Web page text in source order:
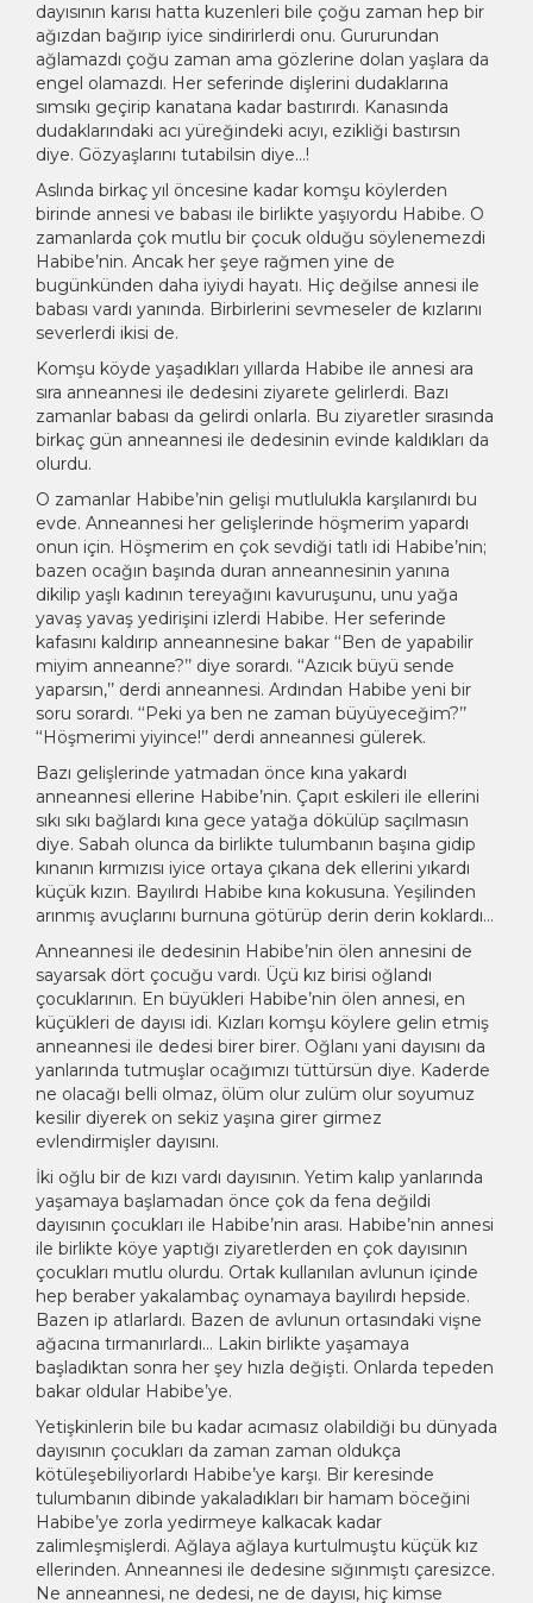
dayısının karısı hatta kuzenleri bile çoğu zaman hep bir
ağızdan bağırıp iyice sindirirlerdi onu. Gururundan
ağlamazdı çoğu zaman ama gözlerine dolan yaşlara da
engel olamazdı. Her seferinde dişlerini dudaklarına
sımsıkı geçirip kanatana kadar bastırırdı. Kanasında
dudaklarındaki acı yüreğindeki acıyı, ezikliği bastırsın
diye. Gözyaşlarını tutabilsin diye…!
Aslında birkaç yıl öncesine kadar komşu köylerden
birinde annesi ve babası ile birlikte yaşıyordu Habibe. O
zamanlarda çok mutlu bir çocuk olduğu söylenemezdi
Habibe’nin. Ancak her şeye rağmen yine de
bugünkünden daha iyiydi hayatı. Hiç değilse annesi ile
babası vardı yanında. Birbirlerini sevmeseler de kızlarını
severlerdi ikisi de.
Komşu köyde yaşadıkları yıllarda Habibe ile annesi ara
sıra anneannesi ile dedesini ziyarete gelirlerdi. Bazı
zamanlar babası da gelirdi onlarla. Bu ziyaretler sırasında
birkaç gün anneannesi ile dedesinin evinde kaldıkları da
olurdu.
O zamanlar Habibe’nin gelişi mutlulukla karşılanırdı bu
evde. Anneannesi her gelişlerinde höşmerim yapardı
onun için. Höşmerim en çok sevdiği tatlı idi Habibe’nin;
bazen ocağın başında duran anneannesinin yanına
dikilip yaşlı kadının tereyağını kavuruşunu, unu yağa
yavaş yavaş yedirişini izlerdi Habibe. Her seferinde
kafasını kaldırıp anneannesine bakar ‘‘Ben de yapabilir
miyim anneanne?’’ diye sorardı. ‘‘Azıcık büyü sende
yaparsın,’’ derdi anneannesi. Ardından Habibe yeni bir
soru sorardı. ‘‘Peki ya ben ne zaman büyüyeceğim?’’
‘‘Höşmerimi yiyince!’’ derdi anneannesi gülerek.
Bazı gelişlerinde yatmadan önce kına yakardı
anneannesi ellerine Habibe’nin. Çapıt eskileri ile ellerini
sıkı sıkı bağlardı kına gece yatağa dökülüp saçılmasın
diye. Sabah olunca da birlikte tulumbanın başına gidip
kınanın kırmızısı iyice ortaya çıkana dek ellerini yıkardı
küçük kızın. Bayılırdı Habibe kına kokusuna. Yeşilinden
arınmış avuçlarını burnuna götürüp derin derin koklardı…
Anneannesi ile dedesinin Habibe’nin ölen annesini de
sayarsak dört çocuğu vardı. Üçü kız birisi oğlandı
çocuklarının. En büyükleri Habibe’nin ölen annesi, en
küçükleri de dayısı idi. Kızları komşu köylere gelin etmiş
anneannesi ile dedesi birer birer. Oğlanı yani dayısını da
yanlarında tutmuşlar ocağımızı tüttürsün diye. Kaderde
ne olacağı belli olmaz, ölüm olur zulüm olur soyumuz
kesilir diyerek on sekiz yaşına girer girmez
evlendirmişler dayısını.
İki oğlu bir de kızı vardı dayısının. Yetim kalıp yanlarında
yaşamaya başlamadan önce çok da fena değildi
dayısının çocukları ile Habibe’nin arası. Habibe’nin annesi
ile birlikte köye yaptığı ziyaretlerden en çok dayısının
çocukları mutlu olurdu. Ortak kullanılan avlunun içinde
hep beraber yakalambaç oynamaya bayılırdı hepside.
Bazen ip atlarlardı. Bazen de avlunun ortasındaki vişne
ağacına tırmanırlardı… Lakin birlikte yaşamaya
başladıktan sonra her şey hızla değişti. Onlarda tepeden
bakar oldular Habibe’ye.
Yetişkinlerin bile bu kadar acımasız olabildiği bu dünyada
dayısının çocukları da zaman zaman oldukça
kötüleşebiliyorlardı Habibe’ye karşı. Bir keresinde
tulumbanın dibinde yakaladıkları bir hamam böceğini
Habibe’ye zorla yedirmeye kalkacak kadar
zalimleşmişlerdi. Ağlaya ağlaya kurtulmuştu küçük kız
ellerinden. Anneannesi ile dedesine sığınmıştı çaresizce.
Ne anneannesi, ne dedesi, ne de dayısı, hiç kimse